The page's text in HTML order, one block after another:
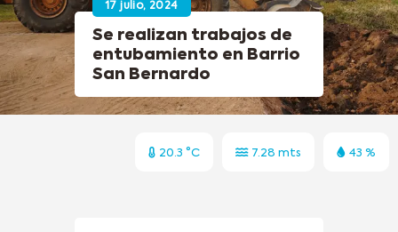
17 julio, 2024
Se realizan trabajos de
entubamiento en Barrio
San Bernardo
20.3 °C 7.28 mts 43 %